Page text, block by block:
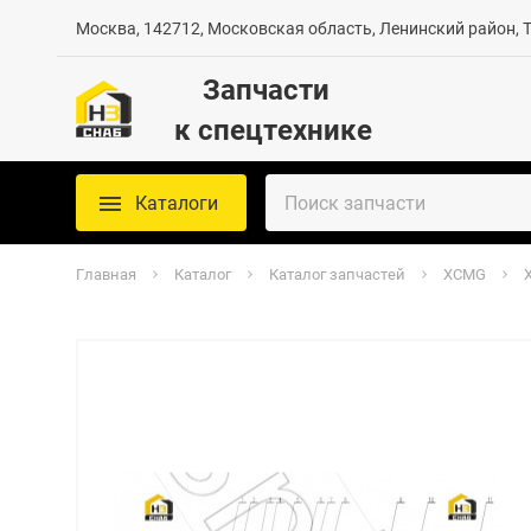
Москва, 142712, Московская область, Ленинский район,
Запчасти
к спецтехнике
Каталоги
Главная Каталог Каталог запчастей XCMG